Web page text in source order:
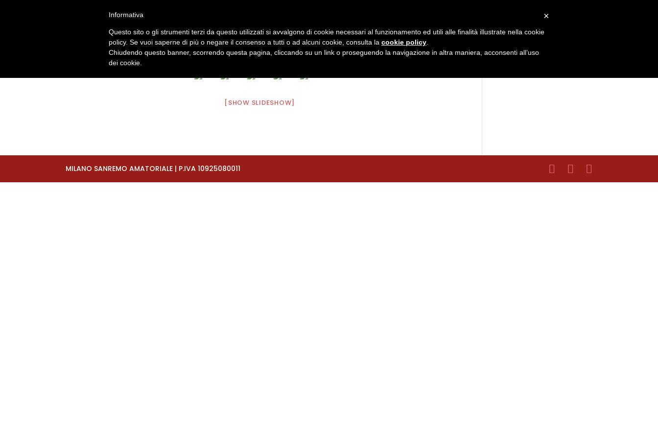
06 | 06 | 2027 ISCRIZIONI VIAGGIO PARTNERS INFORMAZIONI Italiano
IMMAGINI 2016
[SHOW SLIDESHOW]
MILANO SANREMO AMATORIALE | P.IVA 10925080011
×
Informativa
Questo sito o gli strumenti terzi da questo utilizzati si avvalgono di cookie necessari al funzionamento ed utili alle finalità illustrate nella cookie
policy. Se vuoi saperne di più o negare il consenso a tutti o ad alcuni cookie, consulta la cookie policy
Chiudendo questo banner, scorrendo questa pagina, cliccando su un link o proseguendo la navigazione in altra maniera, acconsenti all’uso
dei cookie.